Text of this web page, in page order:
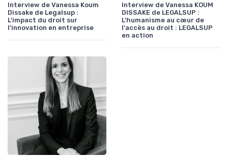
Interview de Vanessa Koum
Dissake de Legalsup :
L'impact du droit sur
l'innovation en entreprise
Interview de Vanessa KOUM
DISSAKE de LEGALSUP :
L'humanisme au cœur de
l'accès au droit : LEGALSUP
en action